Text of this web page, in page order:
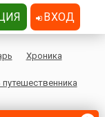
Хроника
ВХОД